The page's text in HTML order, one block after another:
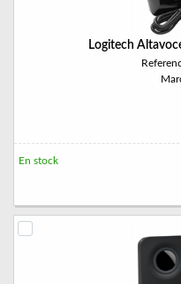
Logitech
En stock